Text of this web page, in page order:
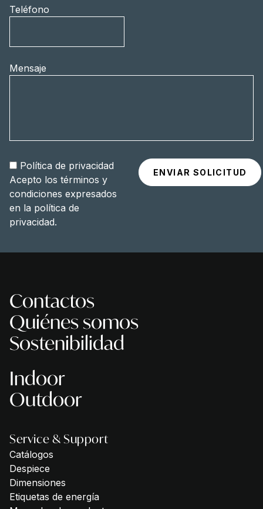
Teléfono
Mensaje
Política de privacidad
Acepto los términos y
condiciones expresados
en la política de
privacidad.
Contactos
Quiénes somos
Sostenibilidad
Indoor
Outdoor
Service & Support
Catálogos
Despiece
Dimensiones
Etiquetas de energía